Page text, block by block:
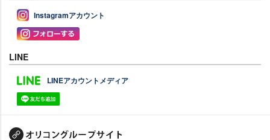
Instagramアカウント
LINE
LINEアカウントメディア